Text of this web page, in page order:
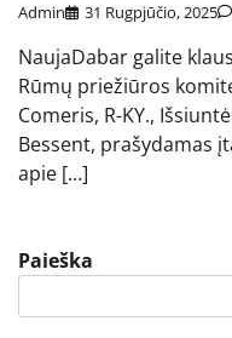
Admin 31 Rugpjūčio, 2025
NaujaDabar galite
Rūmų priežiūros
Comeris, R-KY.,
Bessent, prašydamas
apie […]
Paieška